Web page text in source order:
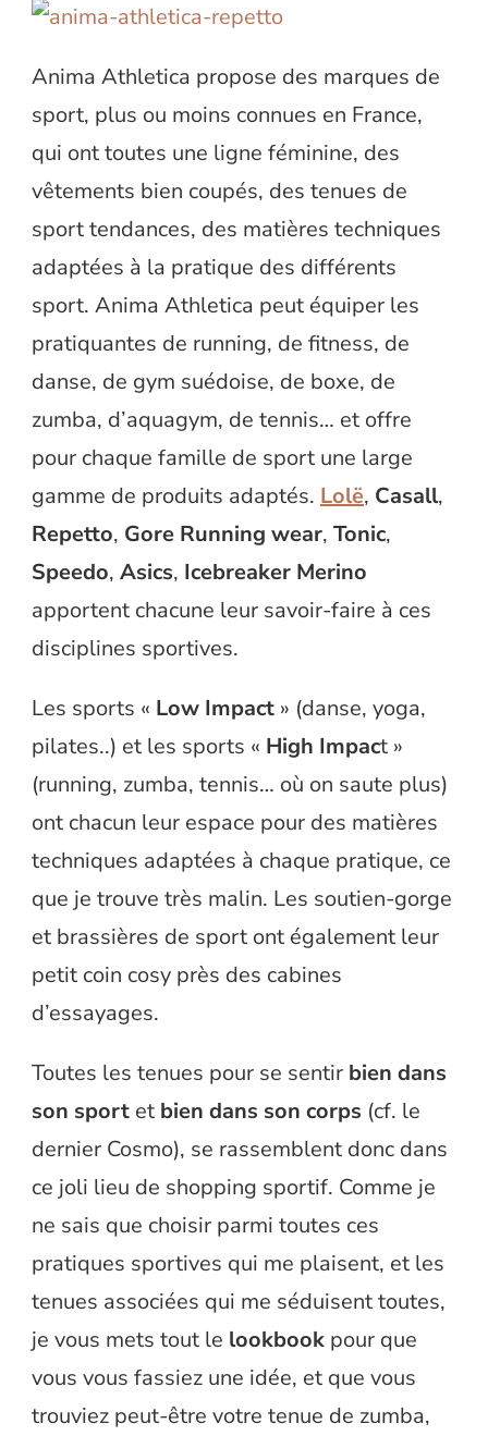
Anima Athletica propose des marques de
sport, plus ou moins connues en France,
qui ont toutes une ligne féminine, des
vêtements bien coupés, des tenues de
sport tendances, des matières techniques
adaptées à la pratique des différents
sport. Anima Athletica peut équiper les
pratiquantes de running, de fitness, de
danse, de gym suédoise, de boxe, de
zumba, d’aquagym, de tennis… et offre
pour chaque famille de sport une large
gamme de produits adaptés. Lolë, Casall,
Repetto, Gore Running wear, Tonic,
Speedo, Asics, Icebreaker Merino
apportent chacune leur savoir-faire à ces
disciplines sportives.
Les sports « Low Impact » (danse, yoga,
pilates..) et les sports « High Impact »
(running, zumba, tennis… où on saute plus)
ont chacun leur espace pour des matières
techniques adaptées à chaque pratique, ce
que je trouve très malin. Les soutien-gorge
et brassières de sport ont également leur
petit coin cosy près des cabines
d’essayages.
Toutes les tenues pour se sentir bien dans
son sport et bien dans son corps (cf. le
dernier Cosmo), se rassemblent donc dans
ce joli lieu de shopping sportif. Comme je
ne sais que choisir parmi toutes ces
pratiques sportives qui me plaisent, et les
tenues associées qui me séduisent toutes,
je vous mets tout le lookbook pour que
vous vous fassiez une idée, et que vous
trouviez peut-être votre tenue de zumba,